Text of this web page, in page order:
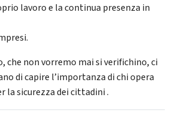
lavoro e la continua presenza in
che non vorremo mai si verifichino, ci
di capire l’importanza di chi opera
la sicurezza dei cittadini .